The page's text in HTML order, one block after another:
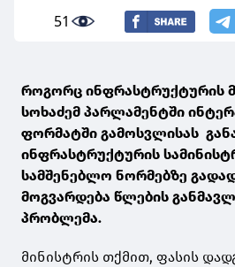
51
როგორც ინფრასტრუქტურის
სოხაძემ პარლამენტში
ფორმატში გამოსვლისას
ინფრასტრუქტურის
სამშენებლო ნორმებზე
მოგვარდება წლების
პრობლემა.
მინისტრის თქმით, ფასის